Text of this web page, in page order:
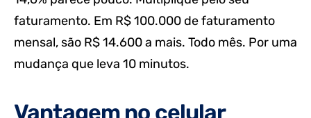
faturamento. Em R$ 100.000 de faturamento
mensal, são R$ 14.600 a mais. Todo mês. Por uma
mudança que leva 10 minutos.
Vantagem no celular